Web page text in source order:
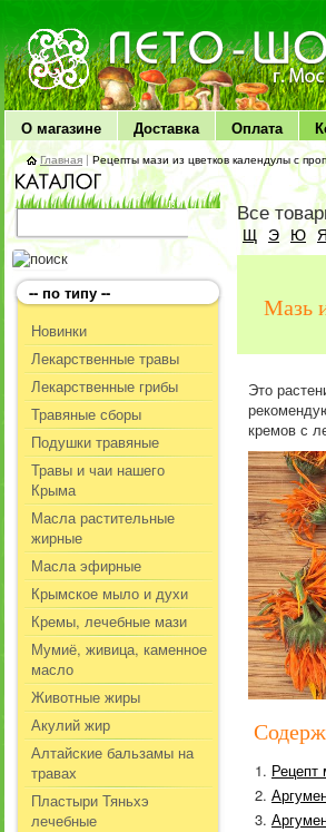
ЛЕТО чудо здоровья
О магазине Доставка Оплата
Главная |Рецепты мази из цветков календулы с
-- по типу --
Новинки
Лекарственные травы
Лекарственные грибы
Травяные сборы
Подушки травяные
Травы и чаи нашего
Крыма
Масла растительные
жирные
Масла эфирные
Крымское мыло и духи
Кремы, лечебные мази
Мумиё, живица, каменное
масло
Животные жиры
Акулий жир
Алтайские бальзамы на
травах
Пластыри Тяньхэ
лечебные
Все
Щ Э Ю
Мазь
Это
кремов с
Рецепт